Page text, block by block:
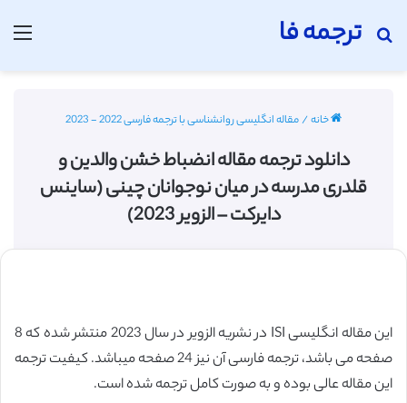
ترجمه فا
جستجو برای
خانه/مقاله انگلیسی روانشناسی با ترجمه فارسی 2022 - 2023
دانلود ترجمه مقاله انضباط خشن والدین و
قلدری مدرسه در میان نوجوانان چینی (ساینس
دایرکت – الزویر 2023)
این مقاله انگلیسی ISI در نشریه الزویر در سال 2023 منتشر شده که 8
صفحه می باشد، ترجمه فارسی آن نیز 24 صفحه میباشد. کیفیت ترجمه
این مقاله عالی بوده و به صورت کامل ترجمه شده است.